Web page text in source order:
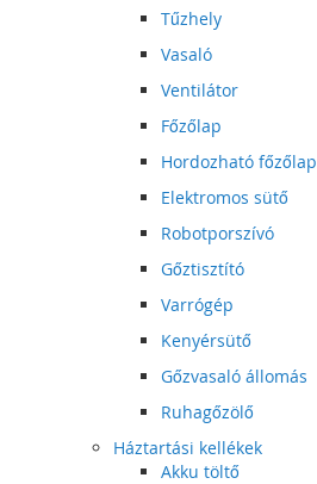
Tűzhely
Vasaló
Ventilátor
Főzőlap
Hordozható főzőlap
Elektromos sütő
Robotporszívó
Gőztisztító
Varrógép
Kenyérsütő
Gőzvasaló állomás
Ruhagőzölő
Háztartási kellékek
Akku töltő